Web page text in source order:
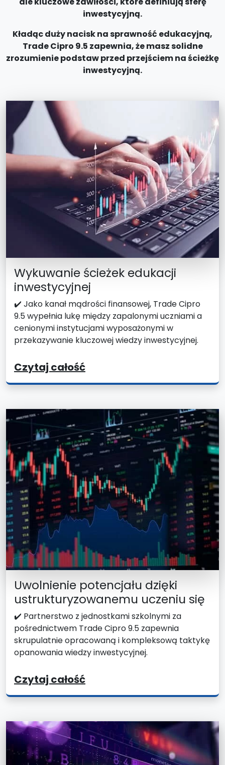
inwestycyjną.
Kładąc duży nacisk na sprawność edukacyjną,
Trade Cipro 9.5 zapewnia, że masz solidne
zrozumienie podstaw przed przejściem na ścieżkę
inwestycyjną.
Wykuwanie ścieżek edukacji
inwestycyjnej
✔️ Jako kanał mądrości finansowej, Trade Cipro
9.5 wypełnia lukę między zapalonymi uczniami a
cenionymi instytucjami wyposażonymi w
przekazywanie kluczowej wiedzy inwestycyjnej.
Czytaj całość
Uwolnienie potencjału dzięki
ustrukturyzowanemu uczeniu się
✔️ Partnerstwo z jednostkami szkolnymi za
pośrednictwem Trade Cipro 9.5 zapewnia
skrupulatnie opracowaną i kompleksową taktykę
opanowania wiedzy inwestycyjnej.
Czytaj całość